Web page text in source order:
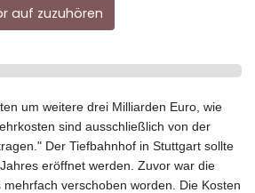
auf zuzuhören
um weitere drei Milliarden Euro, wie
sind ausschließlich von der
Der Tiefbahnhof in Stuttgart sollte
eröffnet werden. Zuvor war die
verschoben worden. Die Kosten